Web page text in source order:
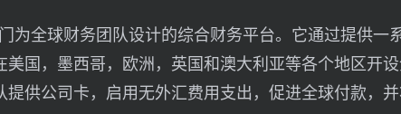
为全球财务团队设计的综合财务平台。它通过提供一
美国，墨西哥，欧洲，英国和澳大利亚等各个地区开
提供公司卡，启用无外汇费用支出，促进全球付款，